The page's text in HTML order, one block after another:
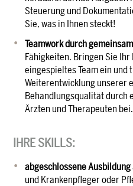
Steuerung und
Sie, was in Ihnen steckt!
Teamwork durch
Fähigkeiten. Bringen Sie Ihr
eingespieltes Team ein und
Weiterentwicklung unserer
Behandlungsqualität durch
Ärzten und Therapeuten bei.
IHRE SKILLS:
abgeschlossene Ausbildung
und Krankenpfleger oder